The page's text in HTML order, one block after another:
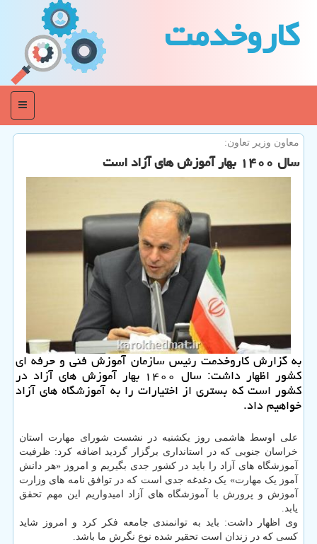
كاروخدمت
منو
معاون وزیر تعاون:
سال ۱۴۰۰ بهار آموزش های آزاد است
به گزارش كاروخدمت رئیس سازمان آموزش فنی و حرفه ای
كشور اظهار داشت: سال ۱۴۰۰ بهار آموزش های آزاد در
كشور است كه بستری از اختیارات را به آموزشگاه های آزاد
خواهیم داد.
علی اوسط هاشمی روز یکشنبه در نشست شورای مهارت استان
خراسان جنوبی که در استانداری برگزار گردید اضافه کرد: ظرفیت
آموزشگاه های آزاد را باید در کشور جدی بگیریم و امروز «هر دانش
آموز یک مهارت» یک دغدغه جدی است که در توافق نامه های وزارت
آموزش و پرورش با آموزشگاه های آزاد امیدواریم این مهم تحقق
یابد.
وی اظهار داشت: باید به توانمندی جامعه فکر کرد و امروز شاید
کسی که در زندان است تحقیر شده نوع نگرش ما باشد.